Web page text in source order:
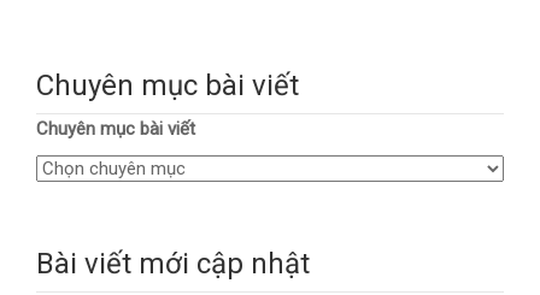
Chuyên mục bài viết
Chuyên mục bài viết
Bài viết mới cập nhật